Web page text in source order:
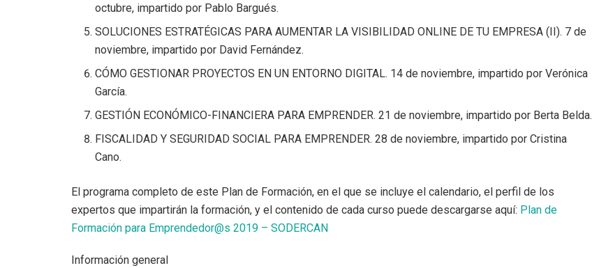
octubre, impartido por Pablo Bargués.
SOLUCIONES ESTRATÉGICAS PARA AUMENTAR LA VISIBILIDAD ONLINE DE TU EMPRESA (II). 7 de
noviembre, impartido por David Fernández.
CÓMO GESTIONAR PROYECTOS EN UN ENTORNO DIGITAL. 14 de noviembre, impartido por Verónica
García.
GESTIÓN ECONÓMICO-FINANCIERA PARA EMPRENDER. 21 de noviembre, impartido por Berta Belda.
FISCALIDAD Y SEGURIDAD SOCIAL PARA EMPRENDER. 28 de noviembre, impartido por Cristina
Cano.
El programa completo de este Plan de Formación, en el que se incluye el calendario, el perfil de los
expertos que impartirán la formación, y el contenido de cada curso puede descargarse aquí: Plan de
Formación para Emprendedor@s 2019 – SODERCAN
Información general